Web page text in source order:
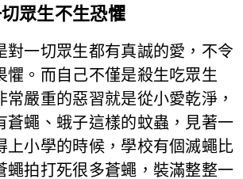
眾生不生恐懼
一切眾生都有真誠的愛，不令
懼。而自己不僅是殺生吃眾生
常嚴重的惡習就是從小愛乾淨，
蒼蠅、蛾子這樣的蚊蟲，見著一
上小學的時候，學校有個滅蠅比
蠅拍打死很多蒼蠅，裝滿整整一